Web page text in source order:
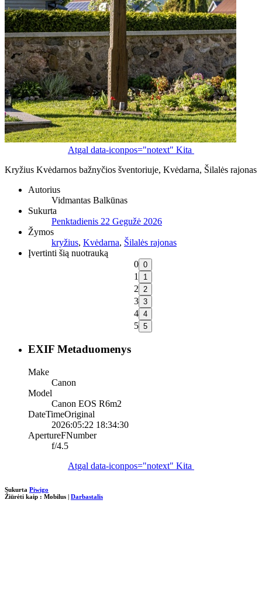
Atgal data-iconpos="notext" Kita
Kryžius Kvėdarnos bažnyčios šventoriuje, Kvėdarna, Šilalės rajonas
Autorius
Vidmantas Balkūnas
Sukurta
Penktadienis 22 Gegužė 2026
Žymos
kryžius, Kvėdarna, Šilalės rajonas
Įvertinti šią nuotrauką
0
1
2
3
4
5
EXIF Metaduomenys
Make
Canon
Model
Canon EOS R6m2
DateTimeOriginal
2026:05:22 18:34:30
ApertureFNumber
f/4.5
Atgal data-iconpos="notext" Kita
Sukurta Piwigo
Žiūrėti kaip : Mobilus | Darbastalis